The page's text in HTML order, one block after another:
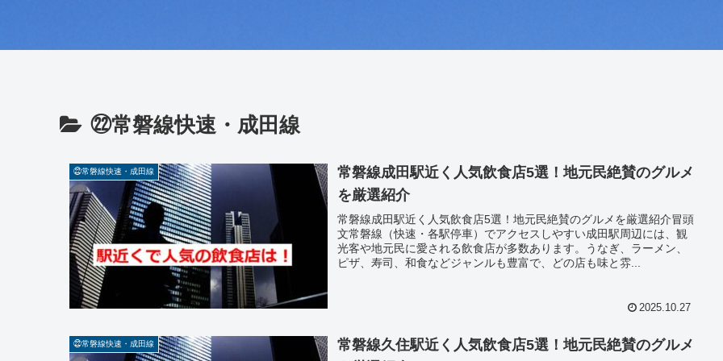
㉒常磐線快速・成田線
㉒常磐線快速・成田線
常磐線成田駅近く人気飲食店5選！地元民絶賛のグルメ
を厳選紹介
常磐線成田駅近く人気飲食店5選！地元民絶賛のグルメを厳選紹介冒頭
文常磐線（快速・各駅停車）でアクセスしやすい成田駅周辺には、観
光客や地元民に愛される飲食店が多数あります。うなぎ、ラーメン、
ピザ、寿司、和食などジャンルも豊富で、どの店も味と雰...
2025.10.27
㉒常磐線快速・成田線
常磐線久住駅近く人気飲食店5選！地元民絶賛のグルメ